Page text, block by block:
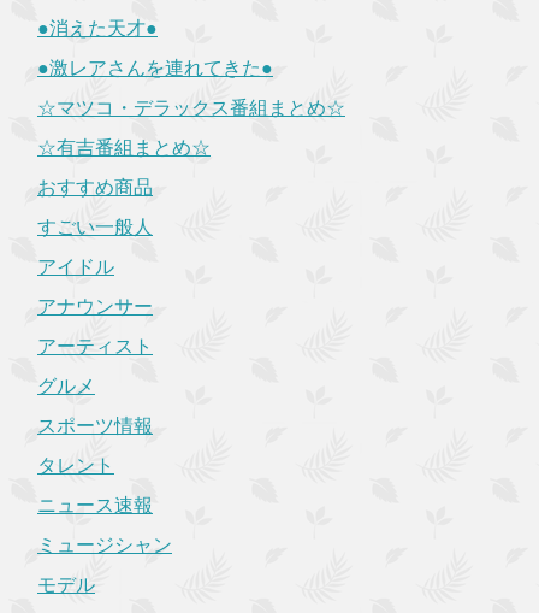
●消えた天才●
●激レアさんを連れてきた●
☆マツコ・デラックス番組まとめ☆
☆有吉番組まとめ☆
おすすめ商品
すごい一般人
アイドル
アナウンサー
アーティスト
グルメ
スポーツ情報
タレント
ニュース速報
ミュージシャン
モデル